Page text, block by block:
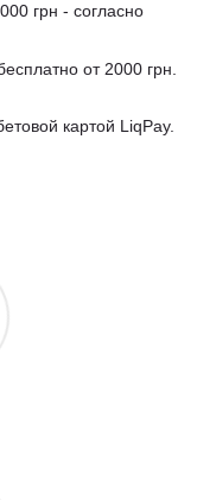
грн - согласно
от 2000 грн.
картой LiqPay.